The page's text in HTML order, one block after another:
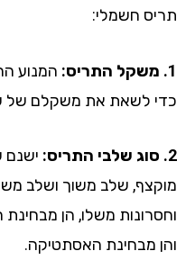
חשמלי:
המנוע
לשאת את משקלם של שלבי
ישנם
שלב משוך ושלב משוך
משלו, הן מבחינת
מבחינת האסתטיקה.